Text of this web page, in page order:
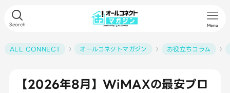
Search Menu
ALL CONNECT オールコネクトマガジン お役立ちコラム
【2026年8月】WiMAXの最安プロ